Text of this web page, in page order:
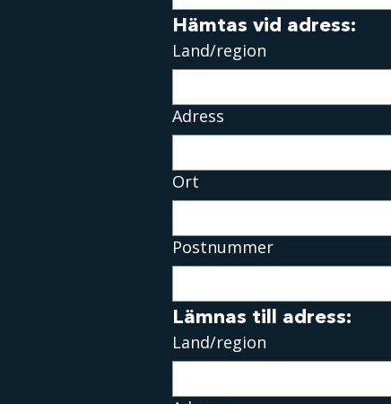
Hämtas vid adress:
Hämtas vid adress
Land/region
Adress
Ort
Postnummer
Lämnas till adress:
Adress med flera rader
Land/region